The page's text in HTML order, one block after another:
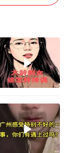
蜜雪冰城员工抽烟收银 门店现已停业
嘲讽周星驰无儿女没朋友 李修贤道歉
坚持党全面领导和党中央集中统一领导